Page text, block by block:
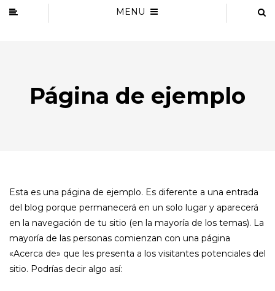
MENU
Página de ejemplo
Esta es una página de ejemplo. Es diferente a una entrada
del blog porque permanecerá en un solo lugar y aparecerá
en la navegación de tu sitio (en la mayoría de los temas). La
mayoría de las personas comienzan con una página
«Acerca de» que les presenta a los visitantes potenciales del
sitio. Podrías decir algo así: